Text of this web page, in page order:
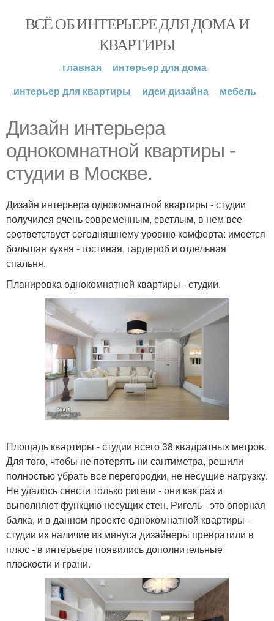
ВСЁ ОБ ИНТЕРЬЕРЕ ДЛЯ ДОМА И
КВАРТИРЫ
главная
интерьер для дома
интерьер для квартиры
идеи дизайна мебель
Дизайн интерьера
однокомнатной квартиры -
студии в Москве.
Дизайн интерьера однокомнатной квартиры - студии
получился очень современным, светлым, в нем все
соответствует сегодняшнему уровню комфорта: имеется
большая кухня - гостиная, гардероб и отдельная
спальня.
Планировка однокомнатной квартиры - студии.
Площадь квартиры - студии всего 38 квадратных метров.
Для того, чтобы не потерять ни сантиметра, решили
полностью убрать все перегородки, не несущие нагрузку.
Не удалось снести только ригели - они как раз и
выполняют функцию несущих стен. Ригель - это опорная
балка, и в данном проекте однокомнатной квартиры -
студии их наличие из минуса дизайнеры превратили в
плюс - в интерьере появились дополнительные
плоскости и грани.